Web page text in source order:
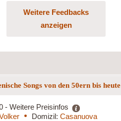
Weitere Feedbacks
anzeigen
Songs von den 50ern bis heute
- Weitere Preisinfos
Domizil: Casanuova